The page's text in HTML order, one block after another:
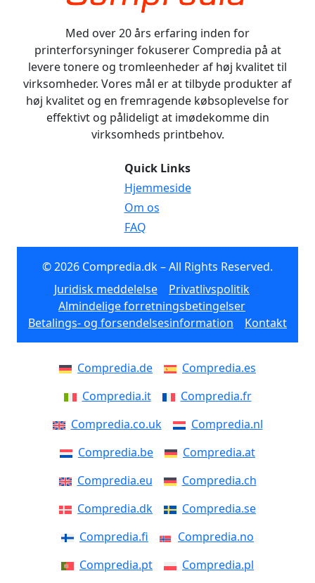
Med over 20 års erfaring inden for
printerforsyninger fokuserer Compredia på at
levere tonere og tromleenheder af høj kvalitet til
virksomheder. Vores mål er at tilbyde produkter af
høj kvalitet og en fremragende købsoplevelse for
effektivt og pålideligt at imødekomme din
virksomheds printbehov.
Quick Links
Hjemmeside
Om os
FAQ
© 2026 Compredia.dk – All Rights Reserved.
Juridisk meddelelse
Privatlivspolitik
Almindelige forretningsbetingelser
Betalings- og forsendelsesinformation
Kontakt
Compredia.de
Compredia.es
Compredia.it
Compredia.fr
Compredia.co.uk
Compredia.nl
Compredia.be
Compredia.at
Compredia.eu
Compredia.ch
Compredia.dk
Compredia.se
Compredia.fi
Compredia.no
Compredia.pt
Compredia.pl